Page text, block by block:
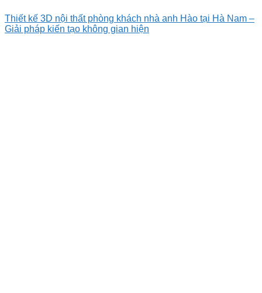
Thiết kế 3D nội thất phòng khách nhà anh Hào tại Hà Nam –
Giải pháp kiến tạo không gian hiện